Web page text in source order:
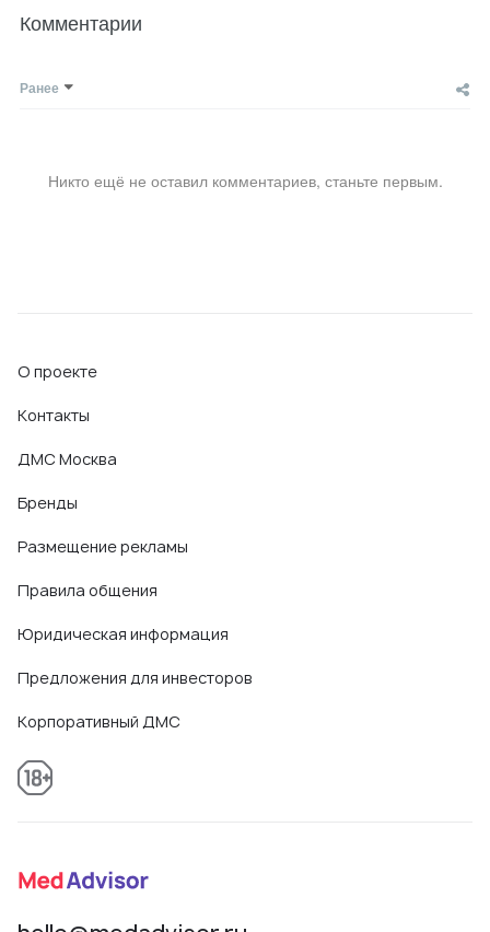
Комментарии
Ранее
Никто ещё не оставил комментариев, станьте первым.
О проекте
Контакты
ДМС Москва
Бренды
Размещение рекламы
Правила общения
Юридическая информация
Предложения для инвесторов
Корпоративный ДМС